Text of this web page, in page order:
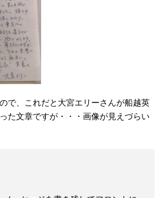
で、これだと大宮エリーさんが船越英
た文章ですが・・・画像が見えづらい